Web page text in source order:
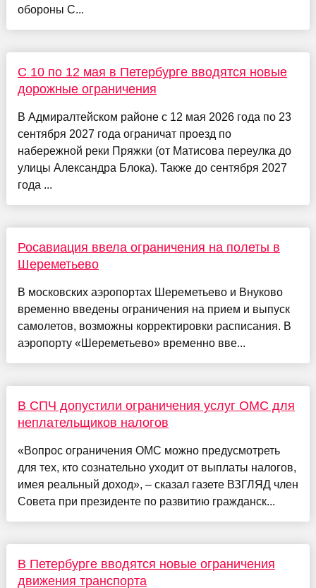
обороны С...
С 10 по 12 мая в Петербурге вводятся новые
дорожные ограничения
В Адмиралтейском районе с 12 мая 2026 года по 23
сентября 2027 года ограничат проезд по
набережной реки Пряжки (от Матисова переулка до
улицы Александра Блока). Также до сентября 2027
года ...
Росавиация ввела ограничения на полеты в
Шереметьево
В московских аэропортах Шереметьево и Внуково
временно введены ограничения на прием и выпуск
самолетов, возможны корректировки расписания. В
аэропорту «Шереметьево» временно вве...
В СПЧ допустили ограничения услуг ОМС для
неплательщиков налогов
«Вопрос ограничения ОМС можно предусмотреть
для тех, кто сознательно уходит от выплаты налогов,
имея реальный доход», – сказал газете ВЗГЛЯД член
Совета при президенте по развитию гражданск...
В Петербурге вводятся новые ограничения
движения транспорта